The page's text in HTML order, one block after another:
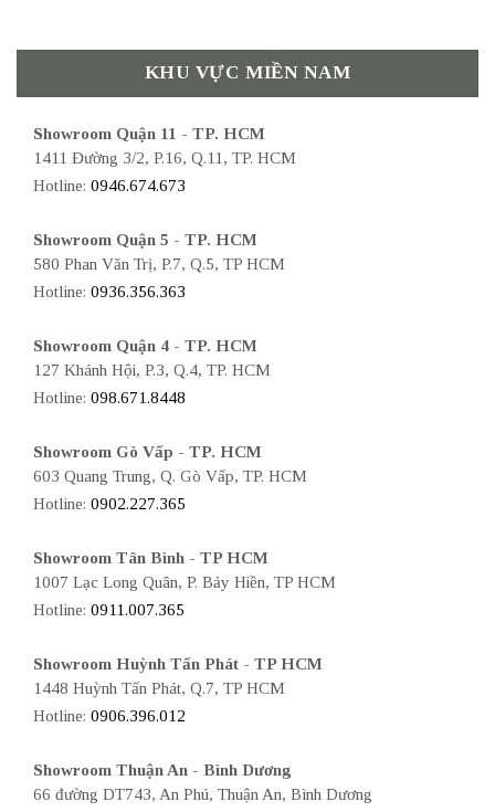
KHU VỰC MIỀN NAM
Showroom Quận 11 - TP. HCM
1411 Đường 3/2, P.16, Q.11, TP. HCM
Hotline: 0946.674.673
Showroom Quận 5 - TP. HCM
580 Phan Văn Trị, P.7, Q.5, TP HCM
Hotline: 0936.356.363
Showroom Quận 4 - TP. HCM
127 Khánh Hội, P.3, Q.4, TP. HCM
Hotline: 098.671.8448
Showroom Gò Vấp - TP. HCM
603 Quang Trung, Q. Gò Vấp, TP. HCM
Hotline: 0902.227.365
Showroom Tân Bình - TP HCM
1007 Lạc Long Quân, P. Bảy Hiền, TP HCM
Hotline: 0911.007.365
Showroom Huỳnh Tấn Phát - TP HCM
1448 Huỳnh Tấn Phát, Q.7, TP HCM
Hotline: 0906.396.012
Showroom Thuận An - Bình Dương
66 đường DT743, An Phú, Thuận An, Bình Dương